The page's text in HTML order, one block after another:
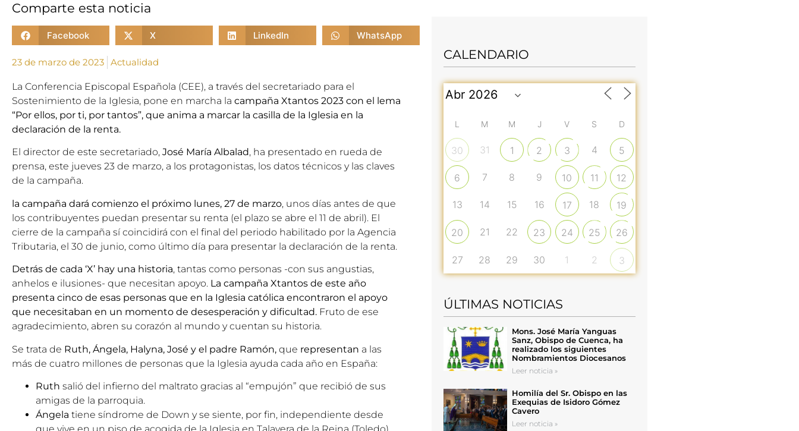
Comparte esta noticia
Facebook X LinkedIn WhatsApp
23 de marzo de 2023 Actualidad
La Conferencia Episcopal Española (CEE), a través del secretariado para el
Sostenimiento de la Iglesia, pone en marcha la campaña Xtantos 2023 con el lema
“Por ellos, por ti, por tantos”, que anima a marcar la casilla de la Iglesia en la
declaración de la renta.
El director de este secretariado, José María Albalad, ha presentado en rueda de
prensa, este jueves 23 de marzo, a los protagonistas, los datos técnicos y las claves
de la campaña.
la campaña dará comienzo el próximo lunes, 27 de marzo, unos días antes de que
los contribuyentes puedan presentar su renta (el plazo se abre el 11 de abril). El
cierre de la campaña sí coincidirá con el final del periodo habilitado por la Agencia
Tributaria, el 30 de junio, como último día para presentar la declaración de la renta.
Detrás de cada ‘X’ hay una historia, tantas como personas -con sus angustias,
anhelos e ilusiones- que necesitan apoyo. La campaña Xtantos de este año
presenta cinco de esas personas que en la Iglesia católica encontraron el apoyo
que necesitaban en un momento de desesperación y dificultad. Fruto de ese
agradecimiento, abren su corazón al mundo y cuentan su historia.
Se trata de Ruth, Ángela, Halyna, José y el padre Ramón, que representan a las
más de cuatro millones de personas que la Iglesia ayuda cada año en España:
Ruth salió del infierno del maltrato gracias al “empujón” que recibió de sus
amigas de la parroquia.
Ángela tiene síndrome de Down y se siente, por fin, independiente desde
CALENDARIO
L M M J V S D
30 31 1 2 3 4 5
6 7 8 9 10 11 12
13 14 15 16 17 18 19
20 21 22 23 24 25 26
27 28 29 30 1 2 3
ÚLTIMAS NOTICIAS
Mons. José María Yanguas
Sanz, Obispo de Cuenca, ha
realizado los siguientes
Nombramientos Diocesanos
Leer noticia »
Homilía del Sr. Obispo en las
Exequias de Isidoro Gómez
Cavero
Leer noticia »